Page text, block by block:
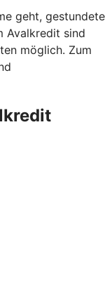
geht, gestundete
Avalkredit sind
möglich. Zum